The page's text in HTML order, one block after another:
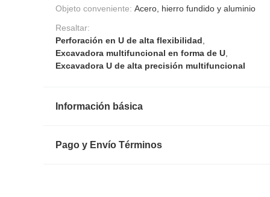
Objeto conveniente: Acero, hierro fundido y aluminio
Resaltar:
Perforación en U de alta flexibilidad
Excavadora multifuncional en forma de U
Excavadora U de alta precisión multifuncional
Información básica
Pago y Envío Términos